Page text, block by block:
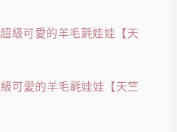
可愛的羊毛氈娃娃【天竺